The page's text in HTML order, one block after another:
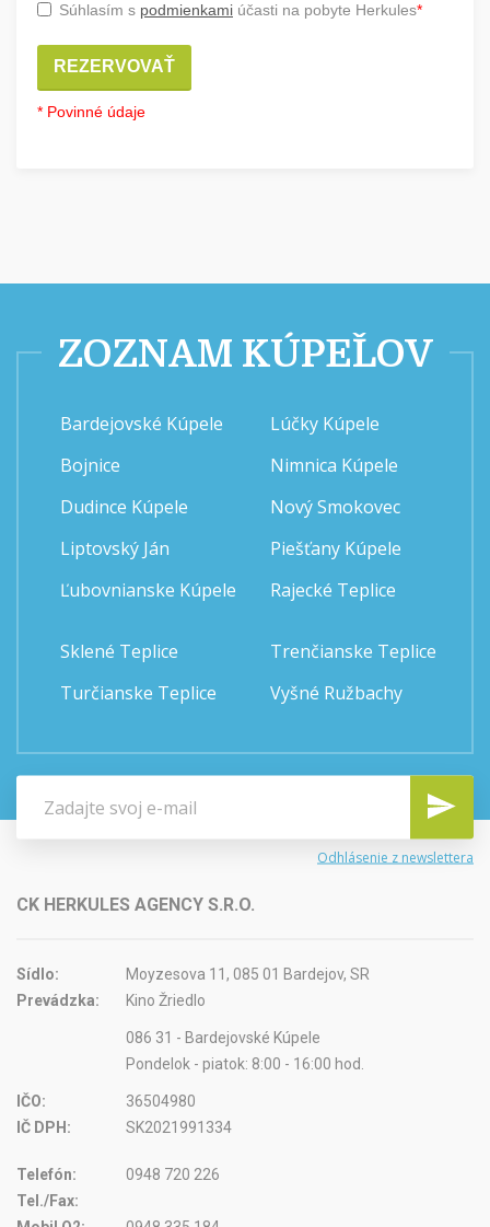
Súhlasím s podmienkami účasti na pobyte Herkules*
REZERVOVAŤ
* Povinné údaje
ZOZNAM KÚPEĽOV
Bardejovské Kúpele
Bojnice
Dudince Kúpele
Liptovský Ján
Ľubovnianske Kúpele
Lúčky Kúpele
Nimnica Kúpele
Nový Smokovec
Piešťany Kúpele
Rajecké Teplice
Sklené Teplice
Turčianske Teplice
Trenčianske Teplice
Vyšné Ružbachy
Odhlásenie z newslettera
CK HERKULES AGENCY S.R.O.
Sídlo:
Moyzesova 11, 085 01 Bardejov, SR
Prevádzka:
Kino Žriedlo
086 31 - Bardejovské Kúpele
Pondelok - piatok: 8:00 - 16:00 hod.
IČO:
36504980
IČ DPH:
SK2021991334
Telefón:
0948 720 226
Tel./Fax: